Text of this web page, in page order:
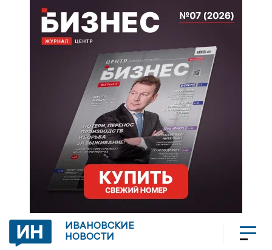
ИВАНОВСКИЕ
НОВОСТИ